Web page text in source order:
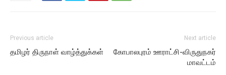
Previous article
தமிழர் திருநாள் வாழ்த்துக்கள்
Next article
கோபாலபுரம் ஊராட்சி-விருதுநகர்
மாவட்டம்